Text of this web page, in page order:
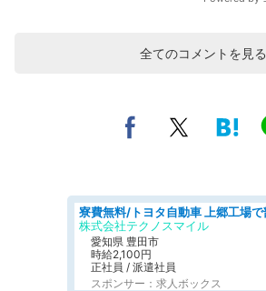
全てのコメントを見る
株式会社テクノスマイル
愛知県 豊田市
時給2,100円
正社員 / 派遣社員
スポンサー：求人ボックス